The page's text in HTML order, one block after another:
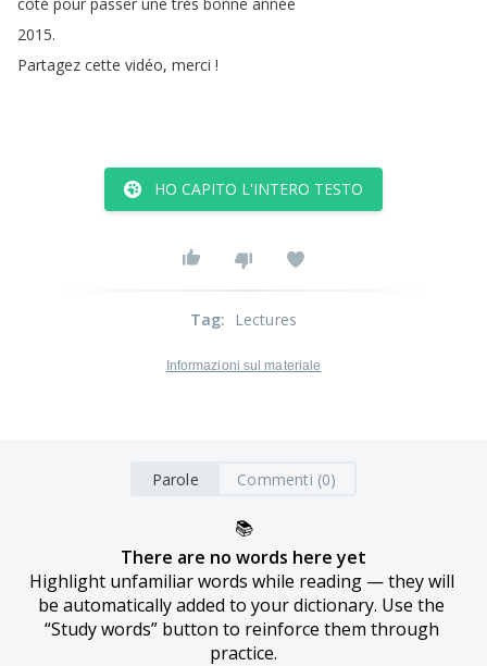
2015.
Partagez cette vidéo, merci !
HO CAPITO L'INTERO TESTO
Tag: Lectures
Informazioni sul materiale
Parole Commenti (0)
📚
There are no words here yet
Highlight unfamiliar words while reading — they will
be automatically added to your dictionary. Use the
“Study words” button to reinforce them through
practice.